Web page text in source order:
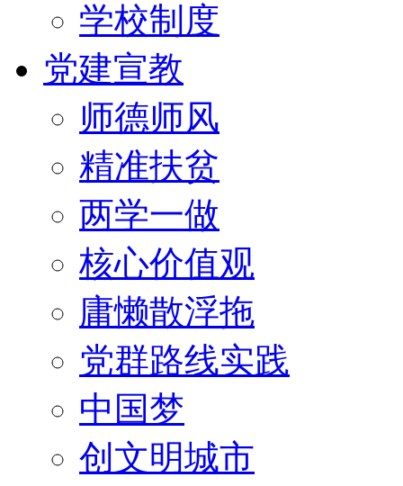
学校制度
党建宣教
师德师风
精准扶贫
两学一做
核心价值观
庸懒散浮拖
党群路线实践
中国梦
创文明城市